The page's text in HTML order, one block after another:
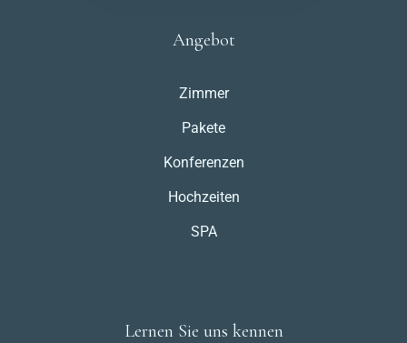
Angebot
Zimmer
Pakete
Konferenzen
Hochzeiten
SPA
Lernen Sie uns kennen